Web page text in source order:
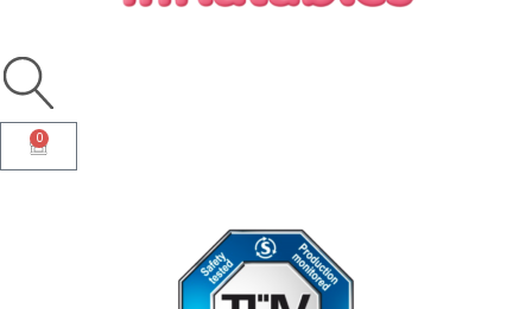
0
Kurv